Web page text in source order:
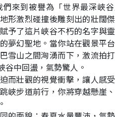
來到被譽為「世界最深峽
形激烈碰撞後雕刻出的壯闊
予了這片峽谷不朽的名字與
夢幻聖地。當你站在觀景平
雪山之間洶湧而下，激流拍
谷中回盪，氣勢驚人。
而壯觀的視覺衝擊，讓人感
峽步道前行，你將穿越懸崖